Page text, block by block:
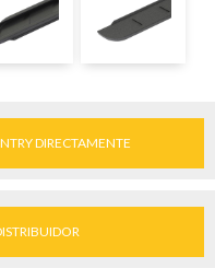
DIRECTAMENTE